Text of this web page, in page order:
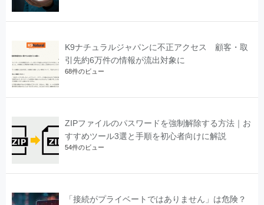
K9ナチュラルジャパンに不正アクセス 顧客・取
引先約6万件の情報が流出対象に
68件のビュー
ZIPファイルのパスワードを強制解除する方法｜お
すすめツール3選と手順を初心者向けに解説
54件のビュー
「接続がプライベートではありません」は危険？